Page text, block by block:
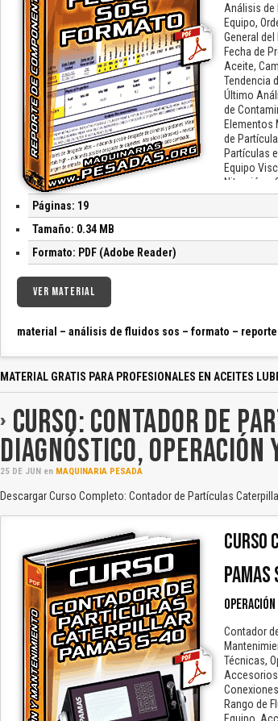
Análisis de
Equipo,
General
Fecha de
Aceite,
Tendencia
Último
de
Elementos
de
Partículas
Equipo
Nitración y
Entrara en
Páginas: 19
Tamaño: 0.34 MB
Formato: PDF (Adobe Reader)
VER MATERIAL
material – análisis de fluidos sos – formato –
MATERIAL GRATIS PARA PROFESIONALES EN ACEITES
CURSO: CONTADOR DE
DIAGNÓSTICO,
25 DE JUN en MAQUINARIA PESADA
Descargar Curso Completo: Contador de Partículas
CURSO
OPERACIÓN
Contador
Técnicas,
Accesorios
Rango de